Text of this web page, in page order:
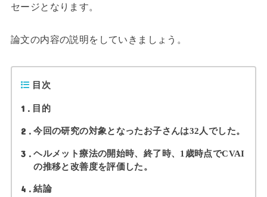
セージとなります。
論文の内容の説明をしていきましょう。
目次
1 目的
2 今回の研究の対象となったお子さんは32人でした。
3
ヘルメット療法の開始時、終了時、1歳時点でCVAI
の推移と改善度を評価した。
4 結論